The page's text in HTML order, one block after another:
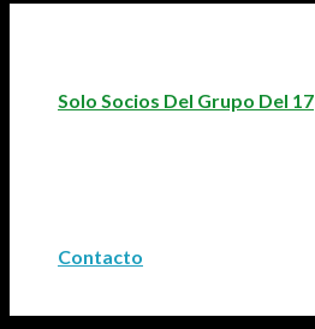
Solo Socios Del Grupo Del 17
Contacto